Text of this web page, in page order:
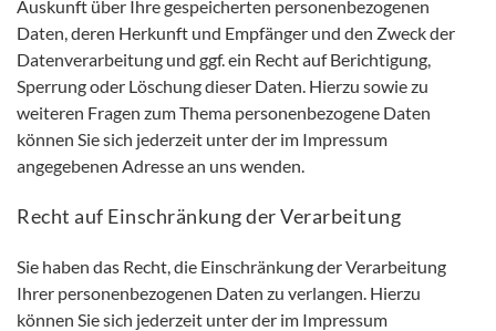
Auskunft über Ihre gespeicherten personenbezogenen
Daten, deren Herkunft und Empfänger und den Zweck der
Datenverarbeitung und ggf. ein Recht auf Berichtigung,
Sperrung oder Löschung dieser Daten. Hierzu sowie zu
weiteren Fragen zum Thema personenbezogene Daten
können Sie sich jederzeit unter der im Impressum
angegebenen Adresse an uns wenden.
Recht auf Einschränkung der Verarbeitung
Sie haben das Recht, die Einschränkung der Verarbeitung
Ihrer personenbezogenen Daten zu verlangen. Hierzu
können Sie sich jederzeit unter der im Impressum